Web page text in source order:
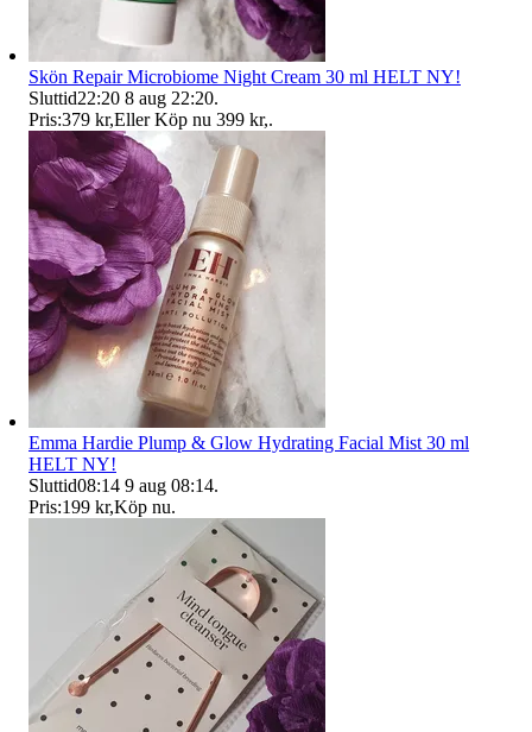
Skön Repair Microbiome Night Cream 30 ml HELT NY!
Sluttid22:20 8 aug 22:20.
Pris:379 kr,Eller Köp nu 399 kr,.
Emma Hardie Plump & Glow Hydrating Facial Mist 30 ml
HELT NY!
Sluttid08:14 9 aug 08:14.
Pris:199 kr,Köp nu.